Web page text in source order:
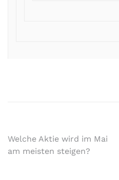
Welche Aktie wird im Mai
am meisten steigen?